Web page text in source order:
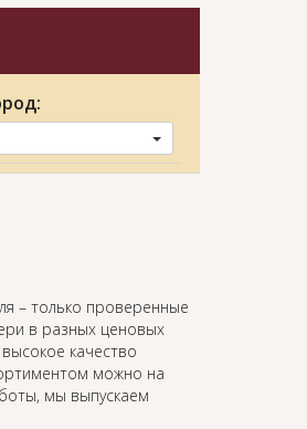
– только проверенные
в разных ценовых
качество
можно на
мы выпускаем